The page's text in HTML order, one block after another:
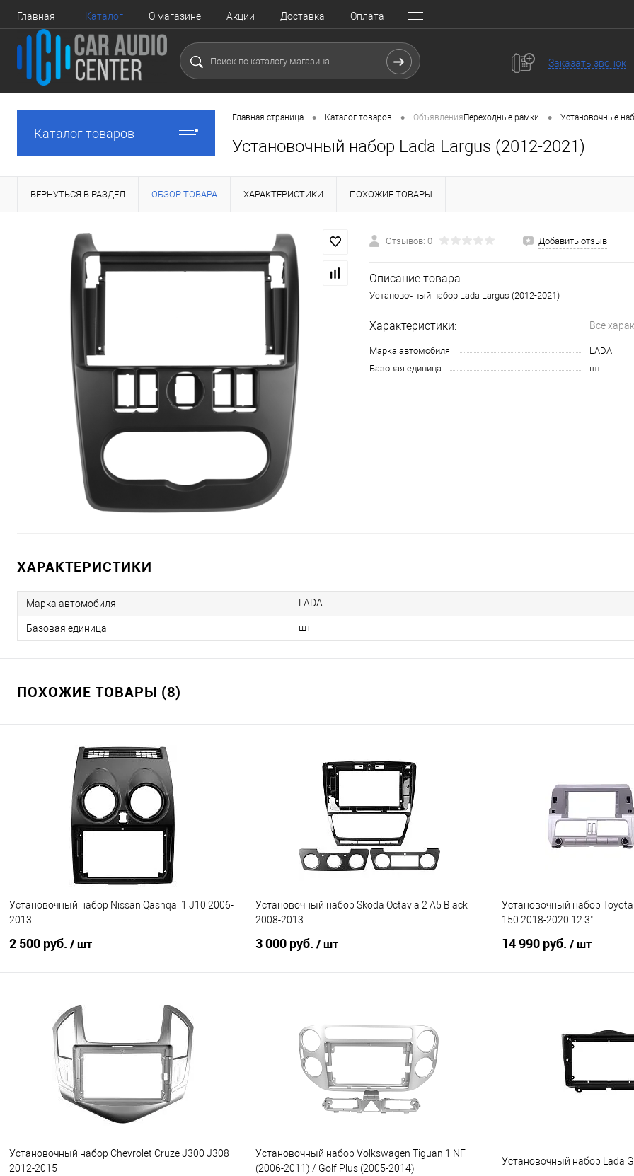
Главная Каталог О магазине Акции Доставка Оплата
Заказать звонок
Каталог товаров
Главная страница • Каталог товаров • ОбъявленияПереходные рамки • Установочные
Установочный набор Lada Largus (2012-2021)
ВЕРНУТЬСЯ В РАЗДЕЛ ОБЗОР ТОВАРА ХАРАКТЕРИСТИКИ ПОХОЖИЕ ТОВАРЫ
Отзывов: 0 Добавить отзыв
Описание товара:
Установочный набор Lada Largus (2012-2021)
Характеристики: Все
Марка автомобиля
LADA
Базовая единица
шт
ХАРАКТЕРИСТИКИ
Марка автомобиля LADA
Базовая единица шт
ПОХОЖИЕ ТОВАРЫ (8)
Установочный набор Nissan Qashqai 1 J10 2006-
2013
2 500 руб. / шт
Сравнение В избранное
Установочный набор Skoda Octavia 2 A5 Black
2008-2013
3 000 руб. / шт
Сравнение В избранное
Установочный набор
150 2018-2020 12.3"
14 990 руб. / шт
Установочный набор Chevrolet Cruze J300 J308
2012-2015
Установочный набор Volkswagen Tiguan 1 NF
(2006-2011) / Golf Plus (2005-2014)
Установочный набор Lada